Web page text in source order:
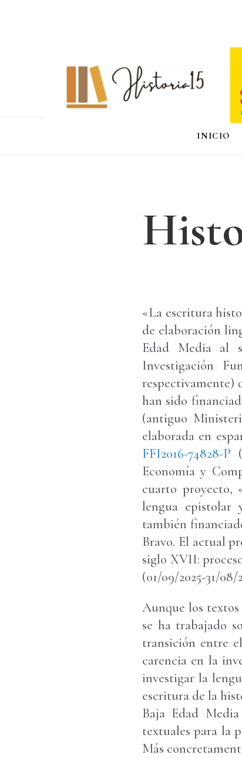
INICIO
«La escritura
de elaboración
Edad Media al
Investigación
respectivamente)
han sido
(antiguo
elaborada en
FFI2016-74828-P
Economía y
cuarto proyecto,
lengua epistolar
también
Bravo. El actual
siglo XVII:
(01/09/2025-31/
Aunque los
se ha trabajado
transición entre
carencia en la
investigar la
escritura de la
Baja Edad
textuales para la
Más